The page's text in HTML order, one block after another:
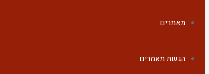
מאמרים
הגשת מאמרים